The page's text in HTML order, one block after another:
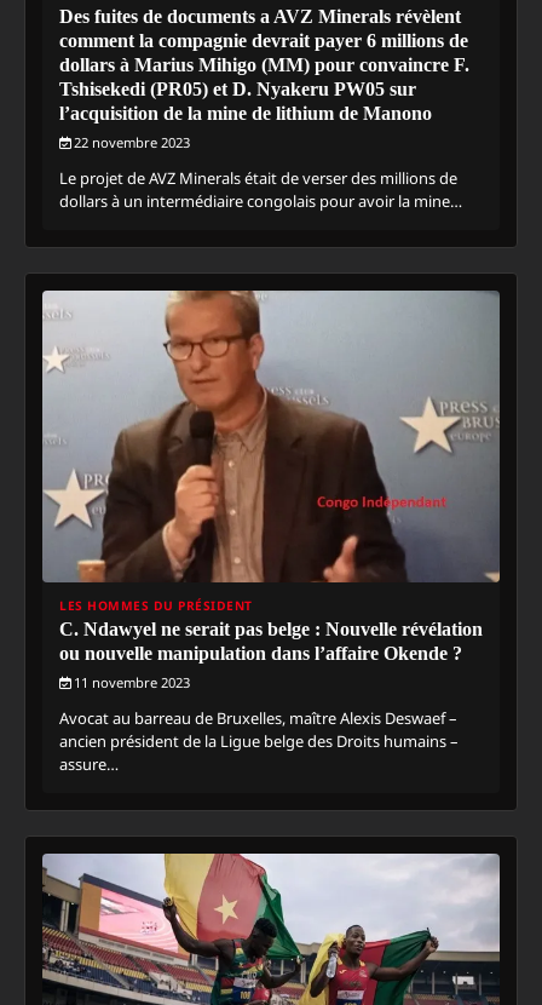
Des fuites de documents a AVZ Minerals révèlent
comment la compagnie devrait payer 6 millions de
dollars à Marius Mihigo (MM) pour convaincre F.
Tshisekedi (PR05) et D. Nyakeru PW05 sur
l’acquisition de la mine de lithium de Manono
22 novembre 2023
Le projet de AVZ Minerals était de verser des millions de
dollars à un intermédiaire congolais pour avoir la mine…
LES HOMMES DU PRÉSIDENT
C. Ndawyel ne serait pas belge : Nouvelle révélation
ou nouvelle manipulation dans l’affaire Okende ?
11 novembre 2023
Avocat au barreau de Bruxelles, maître Alexis Deswaef –
ancien président de la Ligue belge des Droits humains –
assure…